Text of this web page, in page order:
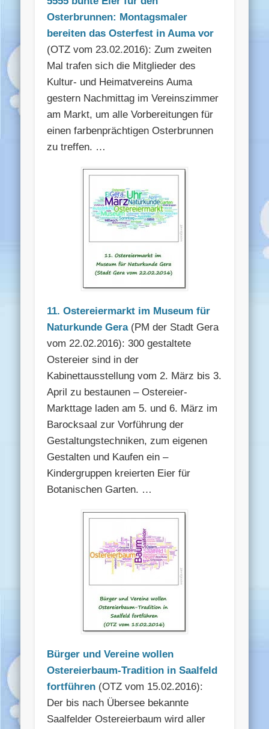
Osterbrunnen: Montagsmaler
bereiten das Osterfest in Auma vor
(OTZ vom 23.02.2016): Zum zweiten
Mal trafen sich die Mitglieder des
Kultur- und Heimatvereins Auma
gestern Nachmittag im Vereinszimmer
am Markt, um alle Vorbereitungen für
einen farbenprächtigen Osterbrunnen
zu treffen. …
11. Ostereiermarkt im Museum für
Naturkunde Gera(PM der Stadt Gera
vom 22.02.2016): 300 gestaltete
Ostereier sind in der
Kabinettausstellung vom 2. März bis 3.
April zu bestaunen – Ostereier-
Markttage laden am 5. und 6. März im
Barocksaal zur Vorführung der
Gestaltungstechniken, zum eigenen
Gestalten und Kaufen ein –
Kindergruppen kreierten Eier für
Botanischen Garten. …
Bürger und Vereine wollen
Ostereierbaum-Tradition in Saalfeld
fortführen (OTZ vom 15.02.2016):
Der bis nach Übersee bekannte
Saalfelder Ostereierbaum wird aller